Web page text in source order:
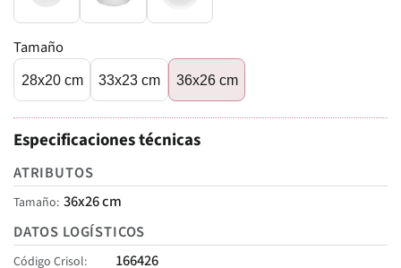
Tamaño
28x20 cm 33x23 cm 36x26 cm
Especificaciones técnicas
ATRIBUTOS
Tamaño 36x26 cm
DATOS LOGÍSTICOS
Código Crisol 166426